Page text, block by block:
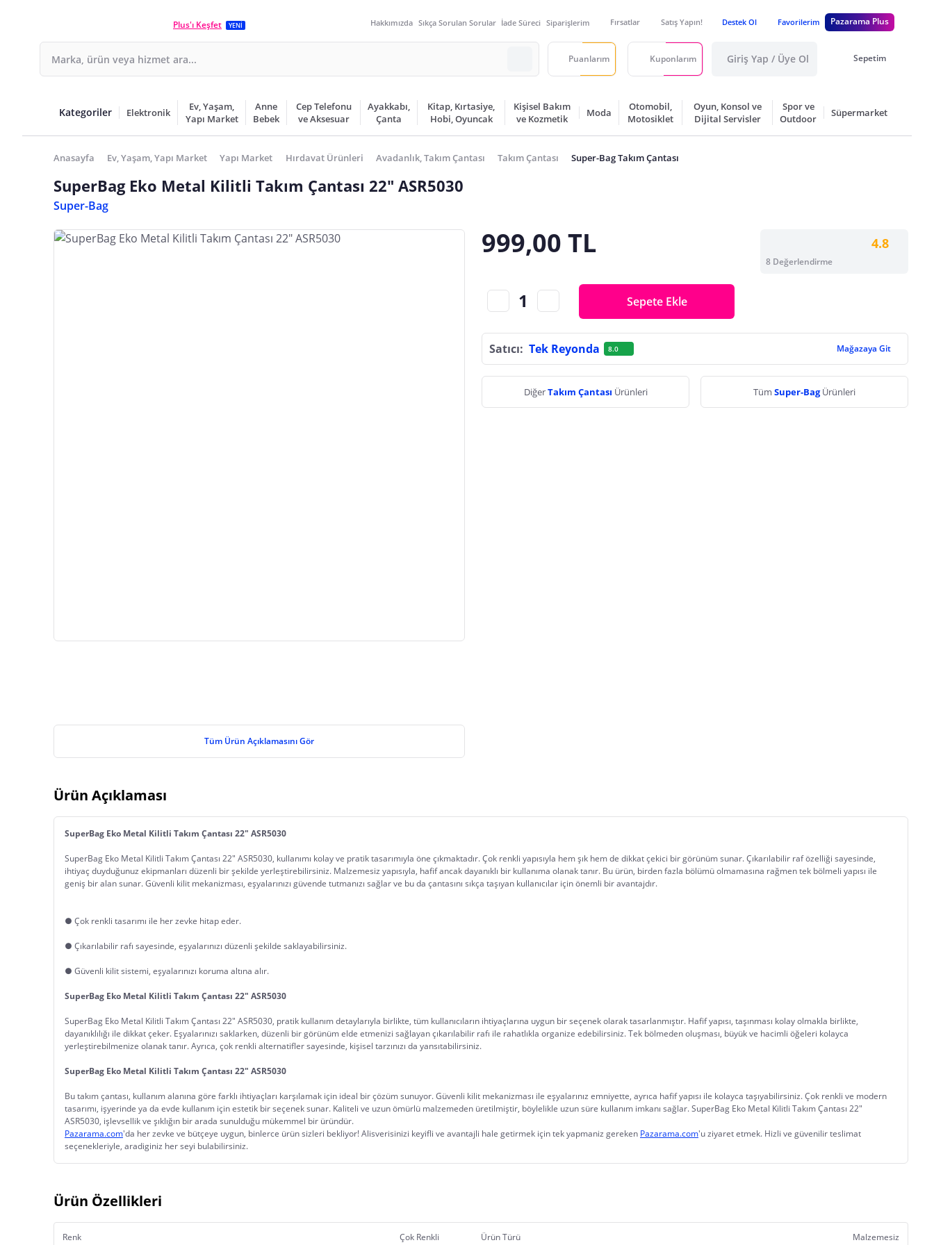
Plus'ı Keşfet YENİ Hakkımızda Sıkça Sorulan Sorular İade Süreci Siparişlerim Fırsatlar Satış Yapın! Destek Ol Favorilerim Pazarama Plus
Puanlarım Kuponlarım Giriş Yap / Üye Ol Sepetim
Kategoriler Elektronik
Ev, Yaşam,
Yapı Market
Anne
Bebek
Cep Telefonu
ve Aksesuar
Ayakkabı,
Çanta
Kitap, Kırtasiye,
Hobi, Oyuncak
Kişisel Bakım
ve Kozmetik
Moda
Otomobil,
Motosiklet
Oyun, Konsol ve
Dijital Servisler
Spor ve
Outdoor
Süpermarket
Anasayfa Ev, Yaşam, Yapı Market Yapı Market Hırdavat Ürünleri Avadanlık, Takım Çantası Takım Çantası Super-Bag Takım Çantası
SuperBag Eko Metal Kilitli Takım Çantası 22" ASR5030
Super-Bag
Tüm Ürün Açıklamasını Gör
999,00 TL 4.8
8 Değerlendirme
Sepete Ekle
Satıcı: Tek Reyonda 8.0 Mağazaya Git
DiğerTakım Çantası Ürünleri Tüm Super-BagÜrünleri
Ürün Açıklaması
SuperBag Eko Metal Kilitli Takım Çantası 22" ASR5030
SuperBag Eko Metal Kilitli Takım Çantası 22" ASR5030, kullanımı kolay ve pratik tasarımıyla öne çıkmaktadır. Çok renkli yapısıyla hem şık hem de dikkat çekici bir görünüm sunar. Çıkarılabilir raf özelliği sayesinde,
ihtiyaç duyduğunuz ekipmanları düzenli bir şekilde yerleştirebilirsiniz. Malzemesiz yapısıyla, hafif ancak dayanıklı bir kullanıma olanak tanır. Bu ürün, birden fazla bölümü olmamasına rağmen tek bölmeli yapısı ile
geniş bir alan sunar. Güvenli kilit mekanizması, eşyalarınızı güvende tutmanızı sağlar ve bu da çantasını sıkça taşıyan kullanıcılar için önemli bir avantajdır.
● Çok renkli tasarımı ile her zevke hitap eder.
● Çıkarılabilir rafı sayesinde, eşyalarınızı düzenli şekilde saklayabilirsiniz.
● Güvenli kilit sistemi, eşyalarınızı koruma altına alır.
SuperBag Eko Metal Kilitli Takım Çantası 22" ASR5030
SuperBag Eko Metal Kilitli Takım Çantası 22" ASR5030, pratik kullanım detaylarıyla birlikte, tüm kullanıcıların ihtiyaçlarına uygun bir seçenek olarak tasarlanmıştır. Hafif yapısı, taşınması kolay olmakla birlikte,
dayanıklılığı ile dikkat çeker. Eşyalarınızı saklarken, düzenli bir görünüm elde etmenizi sağlayan çıkarılabilir rafı ile rahatlıkla organize edebilirsiniz. Tek bölmeden oluşması, büyük ve hacimli öğeleri kolayca
yerleştirebilmenize olanak tanır. Ayrıca, çok renkli alternatifler sayesinde, kişisel tarzınızı da yansıtabilirsiniz.
SuperBag Eko Metal Kilitli Takım Çantası 22" ASR5030
Bu takım çantası, kullanım alanına göre farklı ihtiyaçları karşılamak için ideal bir çözüm sunuyor. Güvenli kilit mekanizması ile eşyalarınız emniyette, ayrıca hafif yapısı ile kolayca taşıyabilirsiniz. Çok renkli ve modern
tasarımı, işyerinde ya da evde kullanım için estetik bir seçenek sunar. Kaliteli ve uzun ömürlü malzemeden üretilmiştir, böylelikle uzun süre kullanım imkanı sağlar. SuperBag Eko Metal Kilitli Takım Çantası 22"
ASR5030, işlevsellik ve şıklığın bir arada sunulduğu mükemmel bir üründür.
Pazarama.com'da her zevke ve bütçeye uygun, binlerce ürün sizleri bekliyor! Alisverisinizi keyifli ve avantajli hale getirmek için tek yapmaniz gereken Pazarama.com'u ziyaret etmek. Hizli ve güvenilir teslimat
seçenekleriyle, aradiginiz her seyi bulabilirsiniz.
Ürün Özellikleri
Renk Çok Renkli Ürün Türü Malzemesiz